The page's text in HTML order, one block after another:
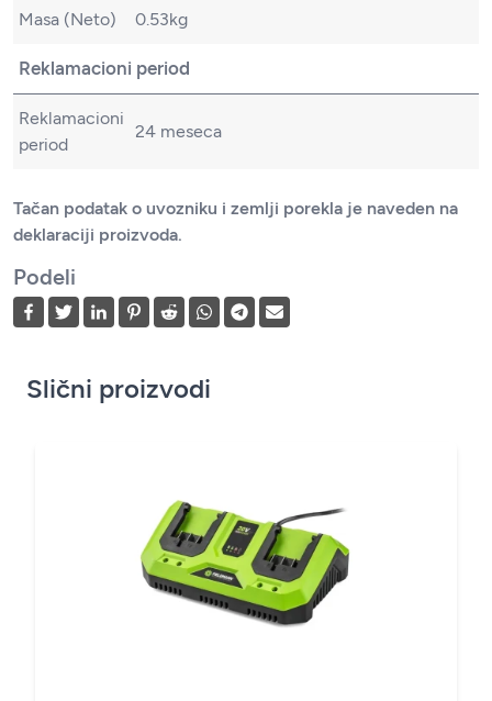
Masa (Neto) 0.53kg
Reklamacioni period
Reklamacioni
period
24 meseca
Tačan podatak o uvozniku i zemlji porekla je naveden na
deklaraciji proizvoda.
Podeli
Slični proizvodi